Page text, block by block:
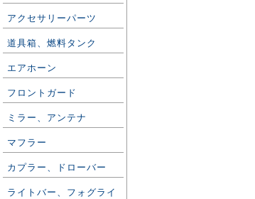
アクセサリーパーツ
道具箱、燃料タンク
エアホーン
フロントガード
ミラー、アンテナ
マフラー
カプラー、ドローバー
ライトバー、フォグライ